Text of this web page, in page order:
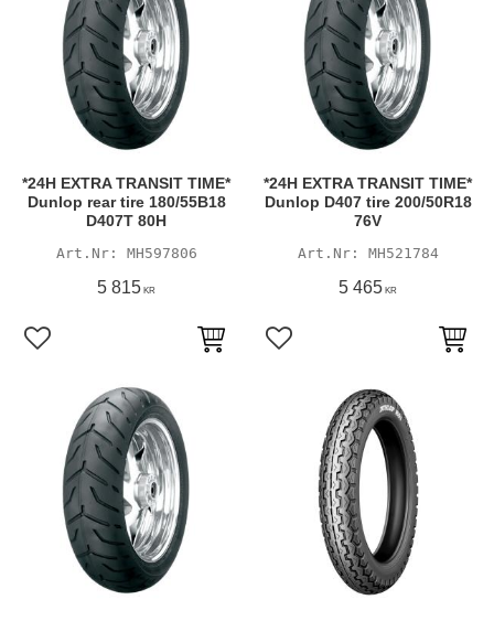
*24H EXTRA TRANSIT TIME*
Dunlop rear tire 180/55B18
D407T 80H
MH597806
5 815 KR
Lägg till i favoriter
*24H EXTRA TRANSIT TIME*
Dunlop D407 tire 200/50R18
76V
MH521784
5 465 KR
Lägg till i favoriter